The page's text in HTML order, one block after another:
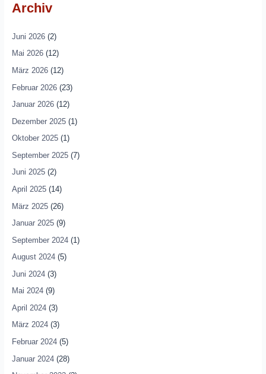
Archiv
Juni 2026(2)
Mai 2026(12)
März 2026(12)
Februar 2026(23)
Januar 2026(12)
Dezember 2025(1)
Oktober 2025(1)
September 2025(7)
Juni 2025(2)
April 2025(14)
März 2025(26)
Januar 2025(9)
September 2024(1)
August 2024(5)
Juni 2024(3)
Mai 2024(9)
April 2024(3)
März 2024(3)
Februar 2024(5)
Januar 2024(28)